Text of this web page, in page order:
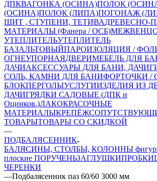
ДПКВАГОНКА (ОСИНА)ПОЛОК
(ОСИНА)ПОЛОК (ЛИПА)ПОГОНАЖ
ЩИТ , СТУПЕНИ, ТЕТИВАДРЕВЕСНО-
МАТЕРИАЛЫ (Фанера / ОСБ)
УТЕПЛИТЕЛЬУТЕПЛИТЕЛЬ
БАЗАЛЬТОВЫЙПАРОИЗОЛЯЦИЯ /
ОГНЕУПОРНАЯДВЕРИМЕБЕЛЬ ДЛЯ
ДАЧИАКСЕССУАРЫ ДЛЯ БАНИ, ДАЧИ
СОЛЬ, КАМНИ ДЛЯ БАНИФОРТОЧКИ /
БЛОКПЕРГОЛЫУСЛУГИИЗДЕЛИЯ ИЗ
ДАЧИГРЯДКИ САДОВЫЕ (ДПК и
Оцинков.)ЛАКОКРАСОЧНЫЕ
МАТЕРИАЛЫКРЕПЁЖ
ТОВАРЫТОВАРЫ СО СКИДКОЙ
—
ПОДБАЛЯСЕННИК
БАЛЯСИНЫ, СТОЛБЫ, КОЛОННЫ
плоские ПОРУЧЕНЬЗАГЛУШКИПРОБКИ
ЧЕРЕНКИ
—Подбалясенник паз 60/60 3000 мм